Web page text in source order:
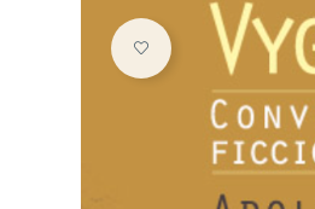
Añadir a la lista de